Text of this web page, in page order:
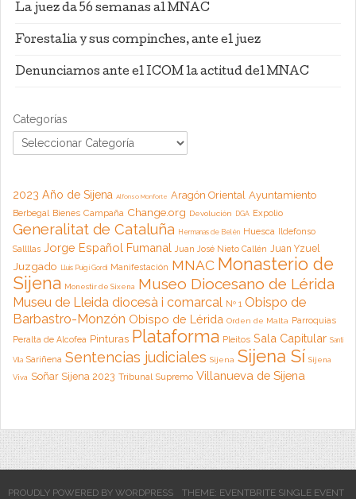
La juez da 56 semanas al MNAC
Forestalia y sus compinches, ante el juez
Denunciamos ante el ICOM la actitud del MNAC
Categorías
2023 Año de Sijena Alfonso Monforte Aragón Oriental Ayuntamiento
Berbegal Bienes Campaña Change.org Devolución DGA Expolio
Generalitat de Cataluña Hermanas de Belén Huesca Ildefonso
Sallllas Jorge Español Fumanal Juan José Nieto Callén Juan Yzuel
Juzgado Lluis Puig i Gordi Manifestación MNAC Monasterio de
Sijena Monestir de Sixena Museo Diocesano de Lérida
Museu de Lleida diocesà i comarcal Nº 1 Obispo de
Barbastro-Monzón Obispo de Lérida Orden de Malta Parroquias
Peralta de Alcofea Pinturas Plataforma Pleitos Sala Capitular Santi
Vila Sariñena Sentencias judiciales Sijena Sijena Sí Sijena
Viva Soñar Sijena 2023 Tribunal Supremo Villanueva de Sijena
PROUDLY POWERED BY WORDPRESS THEME: EVENTBRITE SINGLE EVENT